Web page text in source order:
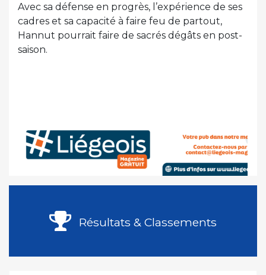
Avec sa défense en progrès, l’expérience de ses
cadres et sa capacité à faire feu de partout,
Hannut pourrait faire de sacrés dégâts en post-
saison.
Résultats & Classements